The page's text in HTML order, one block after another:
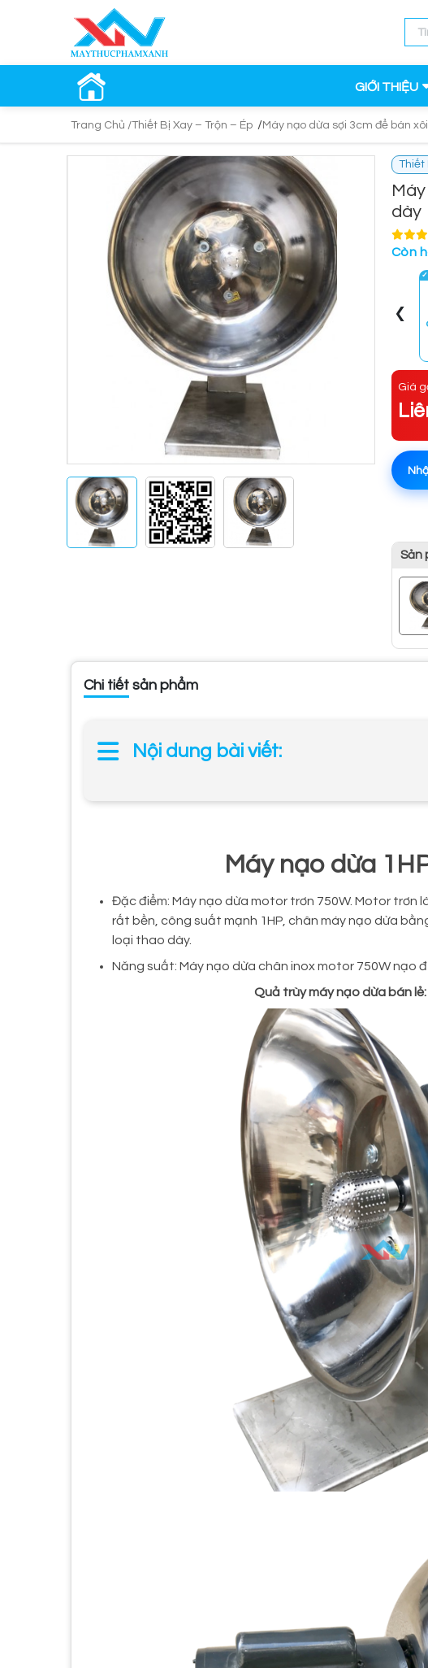
GIỚI THIỆU
Trang Chủ /Thiết Bị Xay – Trộn – Ép /Máy nạo dừa sợi 3cm để bán
Thiết
dày
Còn
‹
Giá
Sản
Chi tiết sản phẩm
Nội dung bài viết:
Máy nạo dừa
Đặc điểm: Máy nạo dừa motor trơn 750W. Motor trơn
rất bền, công suất mạnh 1HP, chân máy nạo dừa
loại thao dày.
Năng suất: Máy nạo dừa chân inox motor 750W nạo
Quả trùy máy nạo dừa bán